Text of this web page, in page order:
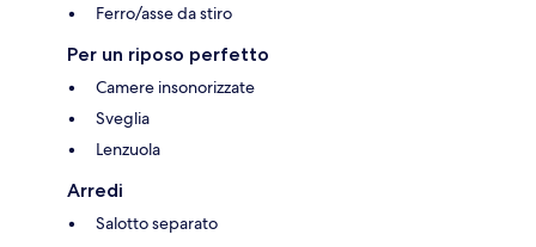
Ferro/asse da stiro
Per un riposo perfetto
Camere insonorizzate
Sveglia
Lenzuola
Arredi
Salotto separato